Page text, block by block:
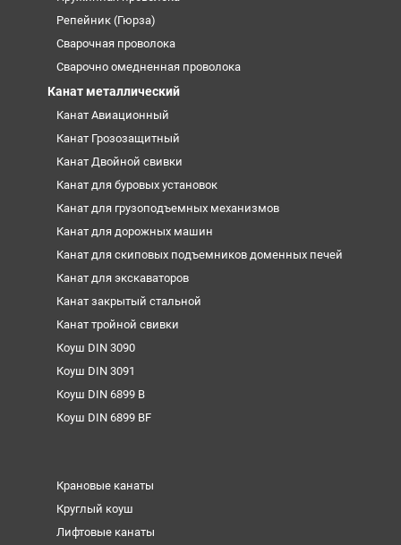
Репейник (Гюрза)
Сварочная проволока
Сварочно омедненная проволока
Канат металлический
Канат Авиационный
Канат Грозозащитный
Канат Двойной свивки
Канат для буровых установок
Канат для грузоподъемных механизмов
Канат для дорожных машин
Канат для скиповых подъемников доменных печей
Канат для экскаваторов
Канат закрытый стальной
Канат тройной свивки
Коуш DIN 3090
Коуш DIN 3091
Коуш DIN 6899 B
Коуш DIN 6899 BF
Крановые канаты
Круглый коуш
Лифтовые канаты